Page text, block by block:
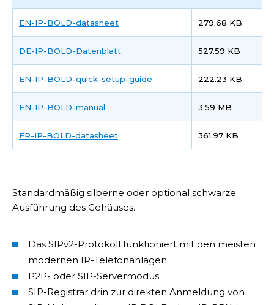
EN-IP-BOLD-datasheet 279.68 KB
DE-IP-BOLD-Datenblatt 527.59 KB
EN-IP-BOLD-quick-setup-guide 222.23 KB
EN-IP-BOLD-manual 3.59 MB
FR-IP-BOLD-datasheet 361.97 KB
Standardmäßig silberne oder optional schwarze
Ausführung des Gehäuses.
Das SIPv2-Protokoll funktioniert mit den meisten
modernen IP-Telefonanlagen
P2P- oder SIP-Servermodus
SIP-Registrar drin zur direkten Anmeldung von